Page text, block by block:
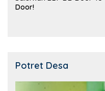
Door!
Potret Desa